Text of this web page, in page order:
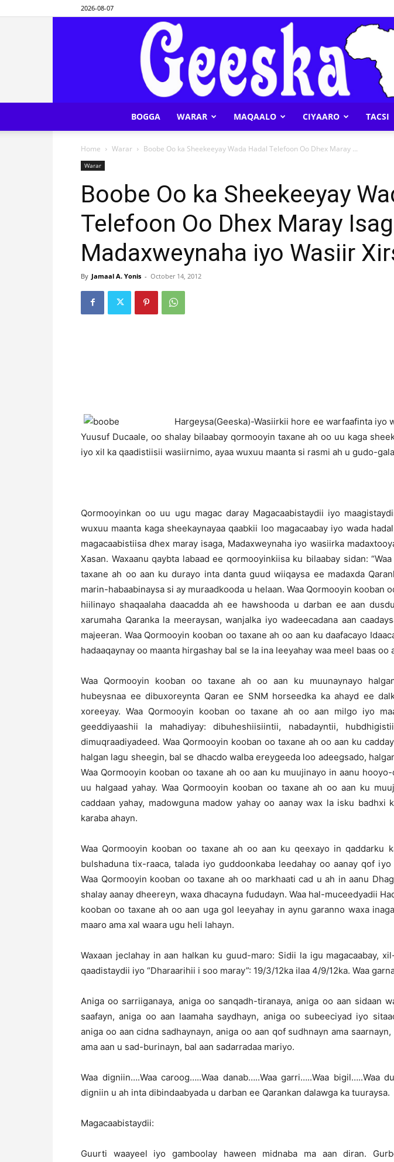
2026-08-07
BOGGA WARAR MAQAALO CIYAARO TACSI
Home Warar Boobe Oo ka Sheekeeyay Wada Hadal Telefoon Oo Dhex Maray ...
Warar
Boobe Oo ka Sheekeeyay
Telefoon Oo Dhex Maray
Madaxweynaha iyo Wasiir
By Jamaal A. Yonis - October 14, 2012
Hargeysa(Geeska)-Wasiirkii hore ee warfaafinta iyo
Yuusuf Ducaale, oo shalay bilaabay qormooyin taxane ah oo uu kaga
iyo xil ka qaadistiisii wasiirnimo, ayaa wuxuu maanta si rasmi ah u gudo-
Qormooyinkan oo uu ugu magac daray Magacaabistaydii iyo
wuxuu maanta kaga sheekaynayaa qaabkii loo magacaabay iyo wada
magacaabistiisa dhex maray isaga, Madaxweynaha iyo wasiirka
Xasan. Waxaanu qaybta labaad ee qormooyinkiisa ku bilaabay sidan:
taxane ah oo aan ku durayo inta danta guud wiiqaysa ee madaxda
marin-habaabinaysa si ay muraadkooda u helaan. Waa Qormooyin kooban
hiilinayo shaqaalaha daacadda ah ee hawshooda u darban ee aan
xarumaha Qaranka la meeraysan, wanjalka iyo wadeecadana aan
majeeran. Waa Qormooyin kooban oo taxane ah oo aan ku daafacayo
hadaaqaynay oo maanta hirgashay bal se la ina leeyahay waa meel baas oo
Waa Qormooyin kooban oo taxane ah oo aan ku muunaynayo
hubeysnaa ee dibuxoreynta Qaran ee SNM horseedka ka ahayd ee
xoreeyay. Waa Qormooyin kooban oo taxane ah oo aan milgo iyo
geeddiyaashii la mahadiyay: dibuheshiisiintii, nabadayntii,
dimuqraadiyadeed. Waa Qormooyin kooban oo taxane ah oo aan ku
halgan lagu sheegin, bal se dhacdo walba ereygeeda loo adeegsado,
Waa Qormooyin kooban oo taxane ah oo aan ku muujinayo in aanu
uu halgaad yahay. Waa Qormooyin kooban oo taxane ah oo aan ku
caddaan yahay, madowguna madow yahay oo aanay wax la isku badhxi
karaba ahayn.
Waa Qormooyin kooban oo taxane ah oo aan ku qeexayo in qaddarku
bulshaduna tix-raaca, talada iyo guddoonkaba leedahay oo aanay qof
Waa Qormooyin kooban oo taxane ah oo markhaati cad u ah in aanu
shalay aanay dheereyn, waxa dhacayna fududayn. Waa hal-muceedyadii
kooban oo taxane ah oo aan uga gol leeyahay in aynu garanno waxa
maaro ama xal waara ugu heli lahayn.
Waxaan jeclahay in aan halkan ku guud-maro: Sidii la igu magacaabay,
qaadistaydii iyo “Dharaarihii i soo maray”: 19/3/12ka ilaa 4/9/12ka. Waa
Aniga oo sarriiganaya, aniga oo sanqadh-tiranaya, aniga oo aan sidaan
saafayn, aniga oo aan laamaha saydhayn, aniga oo subeeciyad iyo
aniga oo aan cidna sadhaynayn, aniga oo aan qof sudhnayn ama
ama aan u sad-burinayn, bal aan sadarradaa mariyo.
Waa digniin….Waa caroog…..Waa danab…..Waa garri…..Waa bigil…..Waa
digniin u ah inta dibindaabyada u darban ee Qarankan dalawga ka tuuraysa.
Magacaabistaydii:
Guurti waayeel iyo gamboolay haween midnaba ma aan diran.